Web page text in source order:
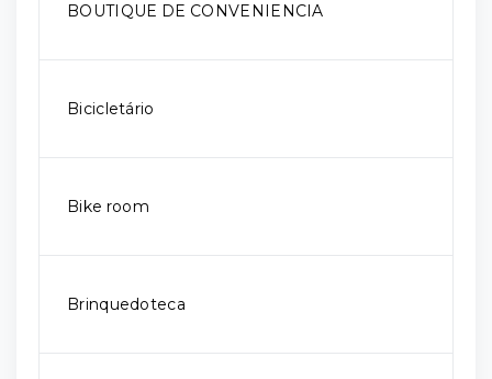
BOUTIQUE DE CONVENIENCIA
Bicicletário
Bike room
Brinquedoteca